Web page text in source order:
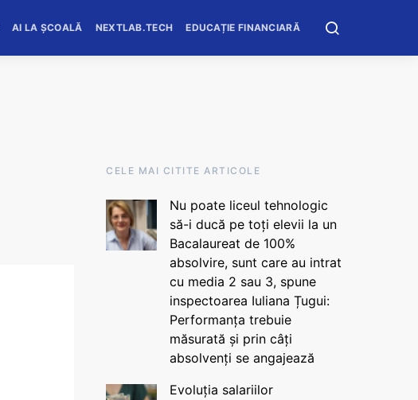
AI LA ȘCOALĂ NEXTLAB.TECH EDUCAȚIE FINANCIARĂ
CELE MAI CITITE ARTICOLE
Nu poate liceul tehnologic
să-i ducă pe toți elevii la un
Bacalaureat de 100%
absolvire, sunt care au intrat
cu media 2 sau 3, spune
inspectoarea Iuliana Țugui:
Performanța trebuie
măsurată și prin câți
absolvenți se angajează
Evoluția salariilor